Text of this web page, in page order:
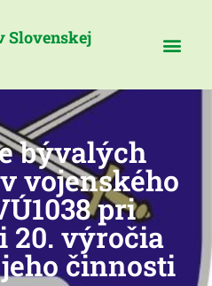
Slovenskej
bývalých
vojenského
pri
20. výročia
činnosti